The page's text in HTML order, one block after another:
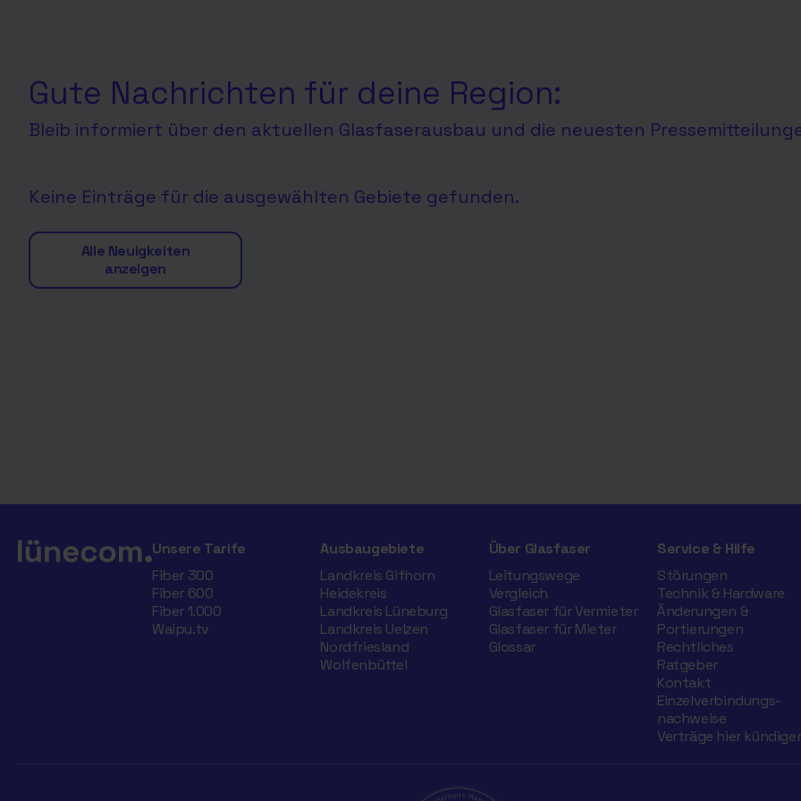
Gute Nachrichten für deine Region:
Bleib informiert über den aktuellen Glasfaserausbau und die neuesten
Keine Einträge für die ausgewählten Gebiete gefunden.
Alle Neuigkeiten
anzeigen
Unsere Tarife
Fiber 300
Fiber 600
Fiber 1.000
Waipu.tv
Ausbaugebiete
Landkreis Gifhorn
Heidekreis
Landkreis Lüneburg
Landkreis Uelzen
Nordfriesland
Wolfenbüttel
Über Glasfaser
Leitungswege
Vergleich
Glasfaser für Vermieter
Glasfaser für Mieter
Glossar
Service & Hilfe
Störungen
Technik & Hardware
Änderungen &
Portierungen
Rechtliches
Ratgeber
Kontakt
Einzelverbindungs­
nachweise
Verträge hier